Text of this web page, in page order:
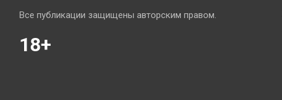
Все публикации защищены авторским правом.
18+